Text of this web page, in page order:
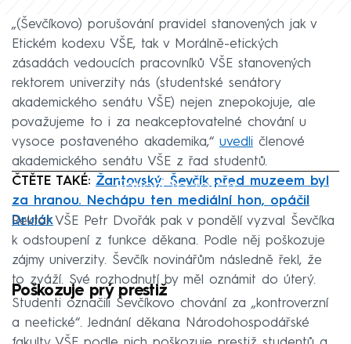
„(Ševčíkovo) porušování pravidel stanovených jak v
Etickém kodexu VŠE, tak v Morálně-etických
zásadách vedoucích pracovníků VŠE stanovených
rektorem univerzity nás (studentské senátory
akademického senátu VŠE) nejen znepokojuje, ale
považujeme to i za neakceptovatelné chování u
vysoce postaveného akademika,“ uvedli členové
akademického senátu VŠE z řad studentů.
Failed to fetch
ČTĚTE TAKÉ: Žantovský: Ševčík před muzeem byl
za hranou. Nechápu ten mediální hon, opáčil
Drulák
Rektor VŠE Petr Dvořák pak v pondělí vyzval Ševčíka
k odstoupení z funkce děkana. Podle něj poškozuje
zájmy univerzity. Ševčík novinářům následně řekl, že
to zváží. Své rozhodnutí by měl oznámit do úterý.
Poškozuje prý prestiž
Studenti označili Ševčíkovo chování za „kontroverzní
a neetické“. Jednání děkana Národohospodářské